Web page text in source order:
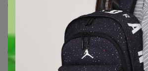
Самое выгодное
Хиты продаж
Самое желанное
Самое быстрое